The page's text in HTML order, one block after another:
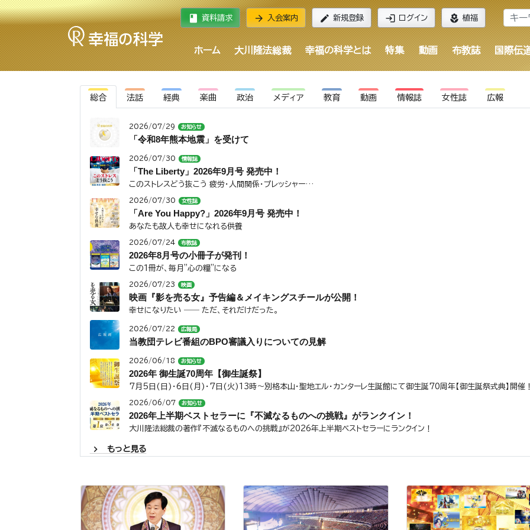
book 資料請求 arrow_forward 入会案内 edit 新規登録 login ログイン local_florist 植福
ホーム 大川隆法総裁 幸福の科学とは 特集 動画 布教誌 国際伝
総合 法話 経典 楽曲 政治 メディア 教育 動画 情報誌 女性誌 広報
2026/07/29 お知らせ
「令和8年熊本地震」を受けて
2026/07/30 情報誌
「The Liberty」2026年9月号 発売中！
このストレスどう抜こう 疲労・人間関係・プレッシャー…
2026/07/30 女性誌
「Are You Happy?」2026年9月号 発売中！
あなたも故人も幸せになれる供養
2026/07/24 布教誌
2026年8月号の小冊子が発刊！
この1冊が、毎月"心の糧"になる
2026/07/23 映画
映画『影を売る女』予告編＆メイキングスチールが公開！
幸せになりたい ―― ただ、それだけだった。
2026/07/22 広報局
当教団テレビ番組のBPO審議入りについての見解
2026/06/18 お知らせ
2026年 御生誕70周年【御生誕祭】
7月5日(日)・6日(月)・7日(火)13時～別格本山・聖地エル・カンターレ生誕館にて御生誕70周年【御生誕祭式典】開催
2026/06/07 お知らせ
2026年上半期ベストセラーに『不滅なるものへの挑戦』がランクイン！
大川隆法総裁の著作『不滅なるものへの挑戦』が2026年上半期ベストセラーにランクイン！
chevron_right もっと見る